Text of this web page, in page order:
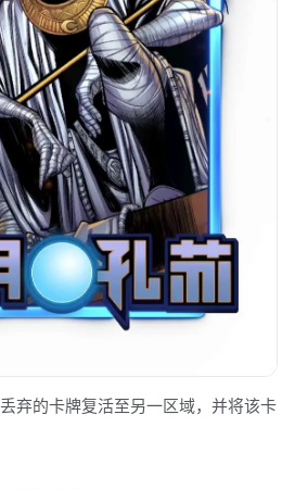
弃的卡牌复活至另一区域，并将该卡